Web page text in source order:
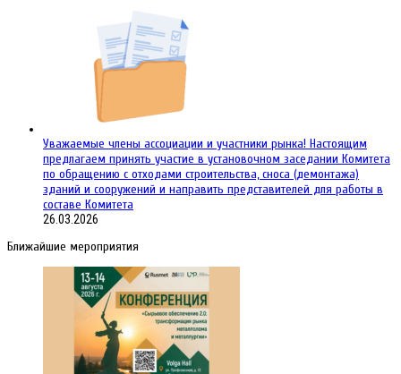
Уважаемые члены ассоциации и участники рынка! Настоящим
предлагаем принять участие в установочном заседании Комитета
по обращению с отходами строительства, сноса (демонтажа)
зданий и сооружений и направить представителей для работы в
составе Комитета
26.03.2026
Ближайшие мероприятия